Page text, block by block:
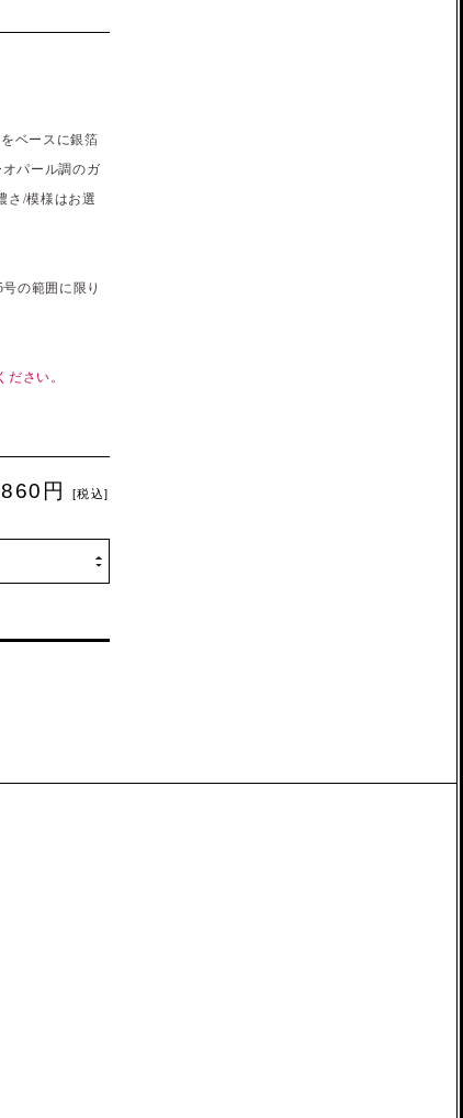
ベースに銀箔
パール調のガ
さ/模様はお選
の範囲に限り
さい。
円 [税込]